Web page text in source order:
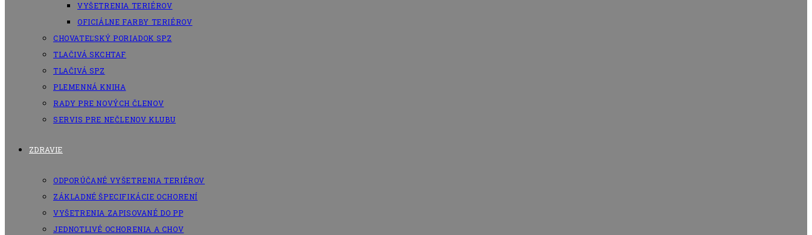
VYŠETRENIA TERIÉROV
OFICIÁLNE FARBY TERIÉROV
CHOVATEĽSKÝ PORIADOK SPZ
TLAČIVÁ SKCHTAF
TLAČIVÁ SPZ
PLEMENNÁ KNIHA
RADY PRE NOVÝCH ČLENOV
SERVIS PRE NEČLENOV KLUBU
ZDRAVIE
ODPORÚČANÉ VYŠETRENIA TERIÉROV
ZÁKLADNÉ ŠPECIFIKÁCIE OCHORENÍ
VYŠETRENIA ZAPISOVANÉ DO PP
JEDNOTLIVÉ OCHORENIA A CHOV